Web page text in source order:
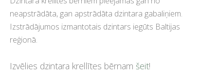
neapstrādāta, gan apstrādāta dzintara gabaliņiem.
Izstrādājumos izmantotais dzintars iegūts Baltijas
reģionā.
Izvēlies dzintara krellītes bērnam šeit!